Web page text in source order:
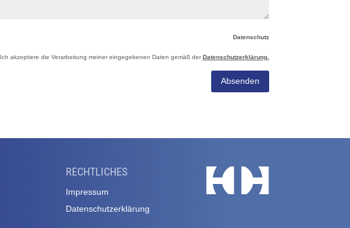
Datenschutz
Ich akzeptiere die Verarbeitung meiner eingegebenen Daten gemäß derDatenschutzerklärung.
Absenden
RECHTLICHES
Impressum
Datenschutzerklärung